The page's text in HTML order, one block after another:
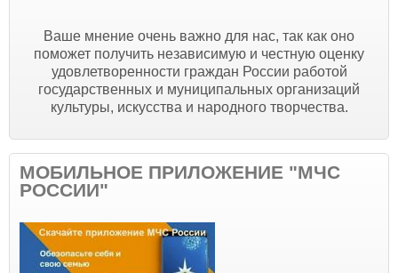
Ваше мнение очень важно для нас, так как оно
поможет получить независимую и честную оценку
удовлетворенности граждан России работой
государственных и муниципальных организаций
культуры, искусства и народного творчества.
МОБИЛЬНОЕ ПРИЛОЖЕНИЕ "МЧС
РОССИИ"